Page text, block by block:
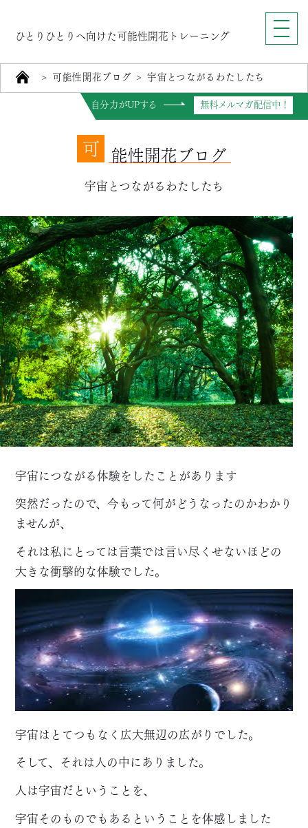
ひとりひとりへ向けた可能性開花トレーニング
> 可能性開花ブログ > 宇宙とつながるわたしたち
自分力がUPする
無料メルマガ配信中！
可 能性開花ブログ
宇宙とつながるわたしたち
宇宙につながる体験をしたことがあります
突然だったので、今もって何がどうなったのかわかり
ませんが、
それは私にとっては言葉では言い尽くせないほどの
大きな衝撃的な体験でした。
宇宙はとてつもなく広大無辺の広がりでした。
そして、それは人の中にありました。
人は宇宙だということを、
宇宙そのものでもあるということを体感しました